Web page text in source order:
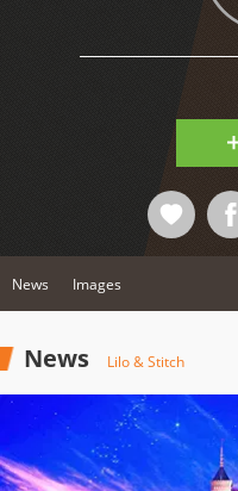
News Images
News Lilo & Stitch